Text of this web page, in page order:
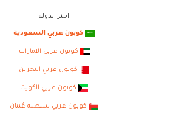
اختر الدولة
كوبون عربي السعودية
كوبون عربي الامارات
كوبون عربي البحرين
كوبون عربي الكويت
كوبون عربي سلطنة عُمان